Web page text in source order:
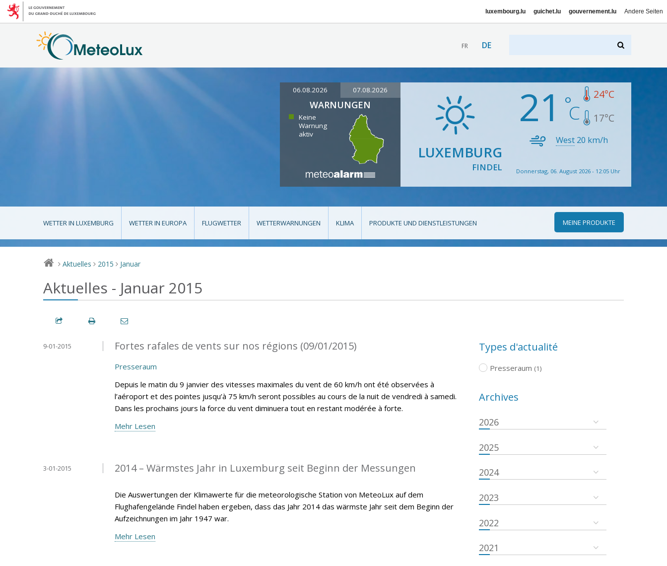
luxembourg.lu guichet.lu gouvernement.lu Andere Seiten
FR DE
06.08.2026 07.08.2026
WARNUNGEN
Keine
Warnung
aktiv
LUXEMBURG
FINDEL
21 24°C
17°C
West 20 km/h
Donnerstag, 06. August 2026 - 12:05 Uhr
WETTER IN LUXEMBURG WETTER IN EUROPA FLUGWETTER WETTERWARNUNGEN KLIMA PRODUKTE UND DIENSTLEISTUNGEN MEINE PRODUKTE
> Aktuelles > 2015 > Januar
Aktuelles - Januar 2015
Fortes rafales de vents sur nos régions (09/01/2015)
9-01-2015
Presseraum
Depuis le matin du 9 janvier des vitesses maximales du vent de 60 km/h ont été observées à
l’aéroport et des pointes jusqu’à 75 km/h seront possibles au cours de la nuit de vendredi à samedi.
Dans les prochains jours la force du vent diminuera tout en restant modérée à forte.
Mehr Lesen
2014 – Wärmstes Jahr in Luxemburg seit Beginn der Messungen
3-01-2015
Die Auswertungen der Klimawerte für die meteorologische Station von MeteoLux auf dem
Flughafengelände Findel haben ergeben, dass das Jahr 2014 das wärmste Jahr seit dem Beginn der
Aufzeichnungen im Jahr 1947 war.
Mehr Lesen
Types d'actualité
Presseraum (1)
Archives
2026
2025
2024
2023
2022
2021